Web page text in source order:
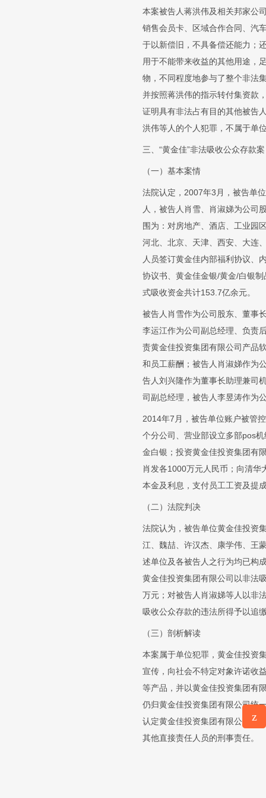
本案被告人蒋洪伟及相关邦家公
销售会员卡、区域合作合同、汽
于以新偿旧，不具备偿还能力；
用于不能带来收益的其他用途，
物，不同程度地参与了整个非法
并按照蒋洪伟的指示转付集资款
证明具有非法占有目的其他被告
洪伟等人的个人犯罪，不属于单
三、“黄金佳”非法吸收公众存款案
（一）基本案情
法院认定，2007年3月，被告单
人，被告人肖雪、肖淑娣为公司
围为：对房地产、酒店、工业园
河北、北京、天津、西安、大连
人员签订黄金佳内部福利协议、
协议书、黄金佳金银/黄金/白银
式吸收资金共计153.7亿余元。
被告人肖雪作为公司股东、董事
李运江作为公司副总经理、负责
责黄金佳投资集团有限公司产品
和员工薪酬；被告人肖淑娣作为
告人刘兴隆作为董事长助理兼司
司副总经理，被告人李昱涛作为
2014年7月，被告单位账户被管
个分公司、营业部设立多部pos
金白银；投资黄金佳投资集团有
肖发各1000万元人民币；向清华
本金及利息，支付员工工资及提
（二）法院判决
法院认为，被告单位黄金佳投资
江、魏喆、许汉杰、康学伟、王
述单位及各被告人之行为均已构
黄金佳投资集团有限公司以非法
万元；对被告人肖淑娣等人以非
吸收公众存款的违法所得予以追
（三）剖析解读
本案属于单位犯罪，黄金佳投资
宣传，向社会不特定对象许诺收
等产品，并以黄金佳投资集团有
仍归黄金佳投资集团有限公司统
认定黄金佳投资集团有限公司实
其他直接责任人员的刑事责任。
z
意见反